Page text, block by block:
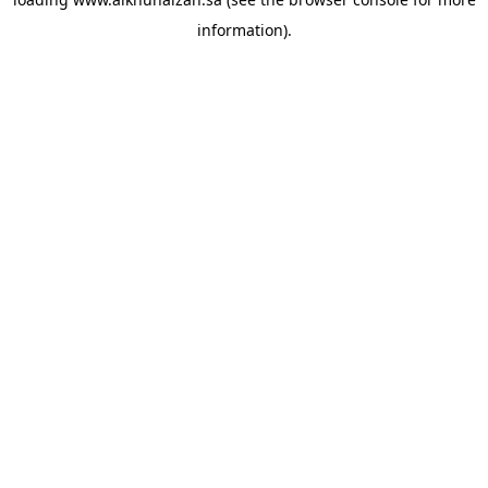
information).